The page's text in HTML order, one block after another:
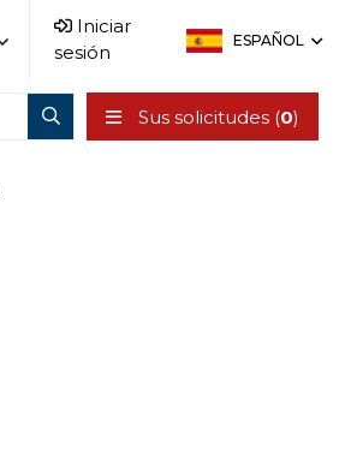
Iniciar
sesión
ESPAÑOL
Sus solicitudes (0)